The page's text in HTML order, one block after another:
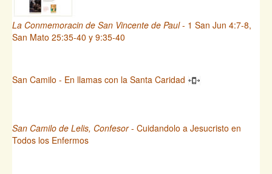
La Conmemoracin de San Vincente de Paul- 1 San Jun 4:7-8,
San Mato 25:35-40 y 9:35-40
San Camilo - En llamas con la Santa Caridad
San Camilo de Lelis, Confesor- Cuidandolo a Jesucristo en
Todos los Enfermos